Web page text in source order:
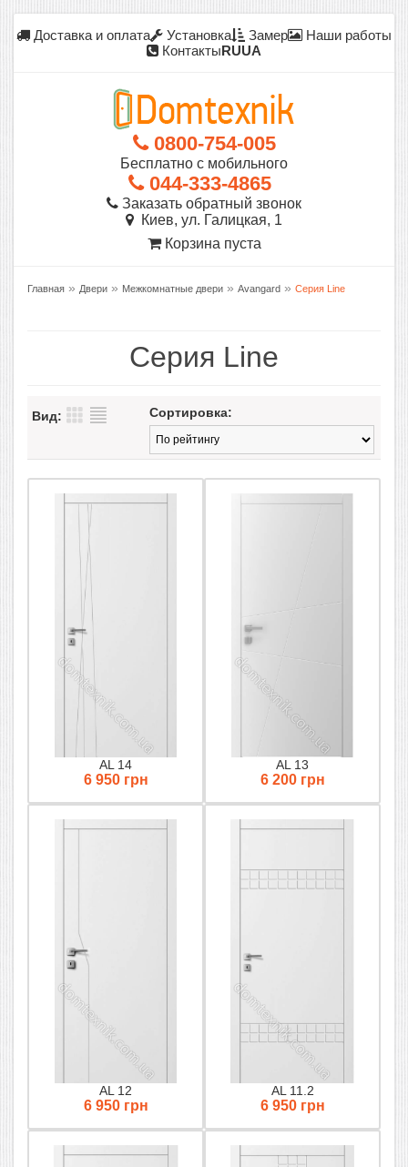
Доставка и оплата Установка Замер
Наши работы
КонтактыRUUA
0800-754-005
Бесплатно с мобильного
044-333-4865
Заказать обратный звонок
Киев, ул. Галицкая, 1
Корзина пуста
Главная » Двери » Межкомнатные двери » Avangard » Серия Line
Серия Line
Вид: Сортировка:
AL 14
6 950 грн
AL 13
6 200 грн
AL 12
6 950 грн
AL 11.2
6 950 грн